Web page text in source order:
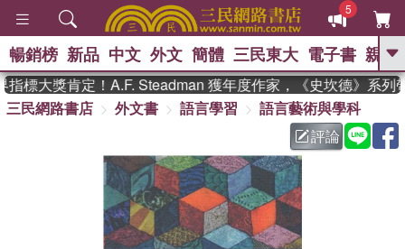
5
GO
熱搜： 東野圭吾 、 高希均教授回憶錄
父親節 、 如果歷
暑期推薦 、 國際布克
獎 臺灣漫遊錄 、 方念華
登輝時代 、 數學女孩：黎曼猜想
偉大的迷走神經
暢銷榜 新品 中文 外文 簡體 三民東大 電子書 親子
標大獎肯定！A.F. Steadman 獲年度作家，《史坎德》系列帶
三民網路書店
外文書 語言學習
語言藝術與學科
評論